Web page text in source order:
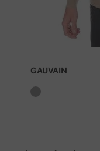
GAUVAIN